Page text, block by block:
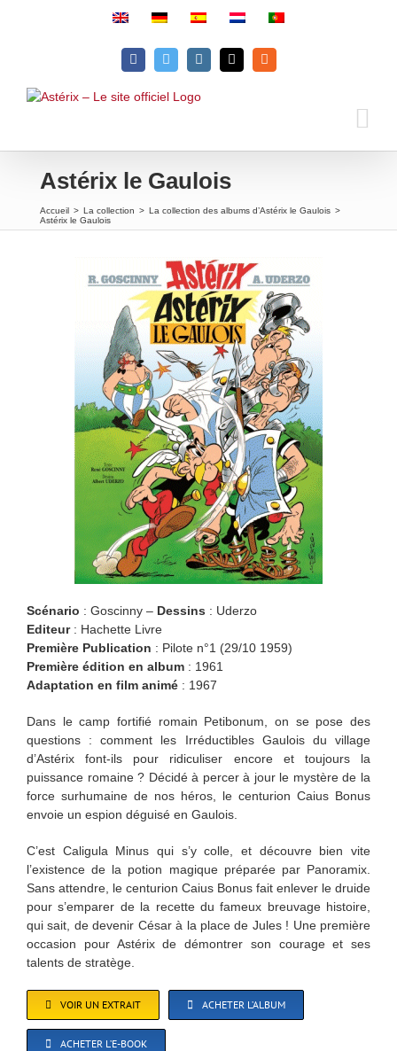
FacebookTwitterInstagramEmailRss
Astérix le Gaulois
Accueil > La collection > La collection des albums d’Astérix le Gaulois >
Astérix le Gaulois
Scénario : Goscinny – Dessins : Uderzo
Editeur: Hachette Livre
Première Publication : Pilote n°1 (29/10 1959)
Première édition en album : 1961
Adaptation en film animé : 1967
Dans le camp fortifié romain Petibonum, on se pose des
questions : comment les Irréductibles Gaulois du village
d’Astérix font-ils pour ridiculiser encore et toujours la
puissance romaine ? Décidé à percer à jour le mystère de la
force surhumaine de nos héros, le centurion Caius Bonus
envoie un espion déguisé en Gaulois.
C’est Caligula Minus qui s’y colle, et découvre bien vite
l’existence de la potion magique préparée par Panoramix.
Sans attendre, le centurion Caius Bonus fait enlever le druide
pour s’emparer de la recette du fameux breuvage histoire,
qui sait, de devenir César à la place de Jules ! Une première
occasion pour Astérix de démontrer son courage et ses
talents de stratège.
VOIR UN EXTRAIT ACHETER L’ALBUM
ACHETER L’E-BOOK